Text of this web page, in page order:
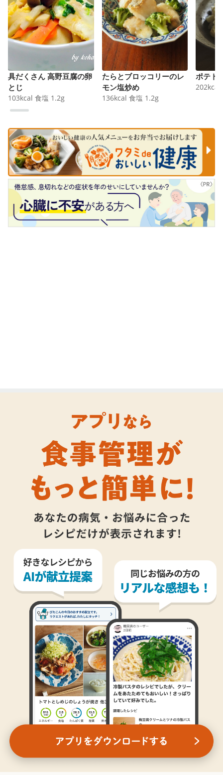
具だくさん 高野豆腐の卵
とじ
103kcal 食塩 1.2g
たらとブロッコリーのレ
モン塩炒め
136kcal 食塩 1.2g
ポテト
202kcal